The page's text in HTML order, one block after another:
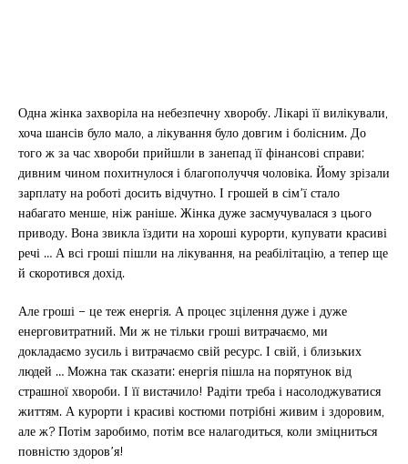
Одна жінка захворіла на небезпечну хворобу. Лікарі її вилікували,
хоча шансів було мало, а лікування було довгим і болісним. До
того ж за час хвороби прийшли в занепад її фінансові справи;
дивним чином похитнулося і благополуччя чоловіка. Йому зрізали
зарплату на роботі досить відчутно. І грошей в сім’ї стало
набагато менше, ніж раніше. Жінка дуже засмучувалася з цього
приводу. Вона звикла їздити на хороші курорти, купувати красиві
речі … А всі гроші пішли на лікування, на реабілітацію, а тепер ще
й скоротився дохід.
Але гроші – це теж енергія. А процес зцілення дуже і дуже
енерговитратний. Ми ж не тільки гроші витрачаємо, ми
докладаємо зусиль і витрачаємо свій ресурс. І свій, і близьких
людей … Можна так сказати: енергія пішла на порятунок від
страшної хвороби. І її вистачило! Радіти треба і насолоджуватися
життям. А курорти і красиві костюми потрібні живим і здоровим,
але ж? Потім заробимо, потім все налагодиться, коли зміцниться
повністю здоров’я!